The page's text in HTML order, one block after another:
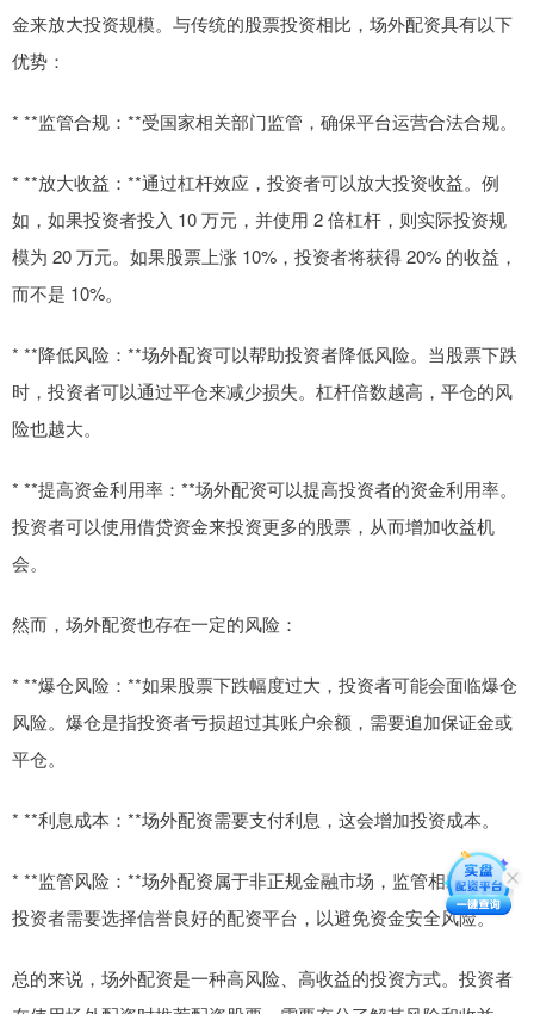
金来放大投资规模。与传统的股票投资相比，场外配资具有以下
优势：
* **监管合规：**受国家相关部门监管，确保平台运营合法合规。
* **放大收益：**通过杠杆效应，投资者可以放大投资收益。例
如，如果投资者投入 10 万元，并使用 2 倍杠杆，则实际投资规
模为 20 万元。如果股票上涨 10%，投资者将获得 20% 的收益，
而不是 10%。
* **降低风险：**场外配资可以帮助投资者降低风险。当股票下跌
时，投资者可以通过平仓来减少损失。杠杆倍数越高，平仓的风
险也越大。
* **提高资金利用率：**场外配资可以提高投资者的资金利用率。
投资者可以使用借贷资金来投资更多的股票，从而增加收益机
会。
然而，场外配资也存在一定的风险：
* **爆仓风险：**如果股票下跌幅度过大，投资者可能会面临爆仓
风险。爆仓是指投资者亏损超过其账户余额，需要追加保证金或
平仓。
* **利息成本：**场外配资需要支付利息，这会增加投资成本。
* **监管风险：**场外配资属于非正规金融市场，监管相对薄弱。
投资者需要选择信誉良好的配资平台，以避免资金安全风险。
总的来说，场外配资是一种高风险、高收益的投资方式。投资者